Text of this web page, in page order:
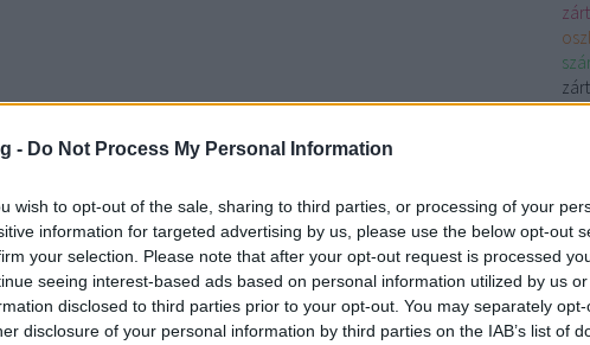
- Do Not Process My Personal Information
wish to opt-out of the sale, sharing to third parties, or processing of your
information for targeted advertising by us, please use the below opt-out
your selection. Please note that after your opt-out request is processed
seeing interest-based ads based on personal information utilized by us
disclosed to third parties prior to your opt-out. You may separately
disclosure of your personal information by third parties on the IAB’s list of